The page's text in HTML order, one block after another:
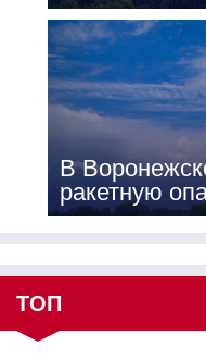
В
ракетную
ТОП